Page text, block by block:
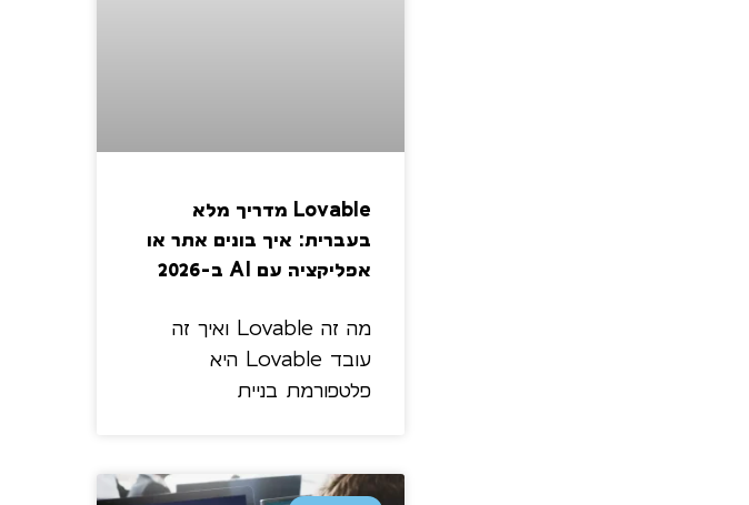
Lovable מדריך מלא
בעברית: איך בונים אתר או
אפליקציה עם AI ב-2026
מה זה Lovable ואיך זה
עובד Lovable היא
פלטפורמת בניית